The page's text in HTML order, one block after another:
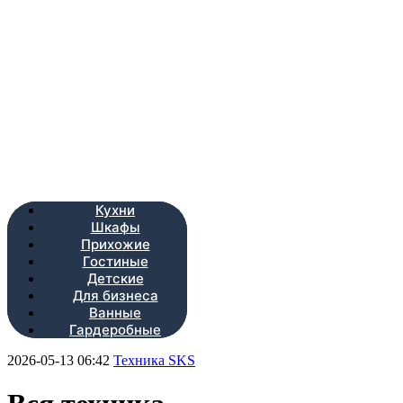
Кухни
Шкафы
Прихожие
Гостиные
Детские
Для бизнеса
Ванные
Гардеробные
2026-05-13 06:42 Техника SKS